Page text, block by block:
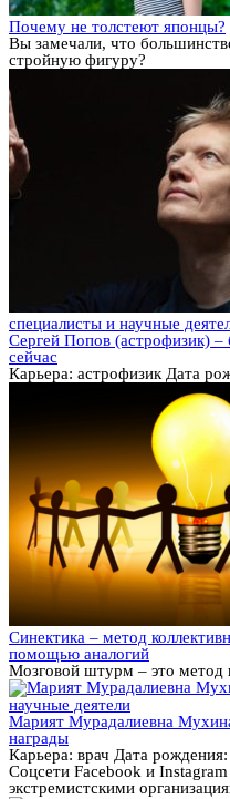
Почему не толстеют японцы?
Вы замечали, что
стройную фигуру?
специалисты и научные
Сергей Попов (астрофизик)
сейчас
Карьера: астрофизик Дата
Синектика – метод
помощью аналогий
Мозговой штурм – это метод
научные деятели
Марият Мурадалиевна
награды
Карьера: врач Дата
Соцсети Facebook и
экстремистскими